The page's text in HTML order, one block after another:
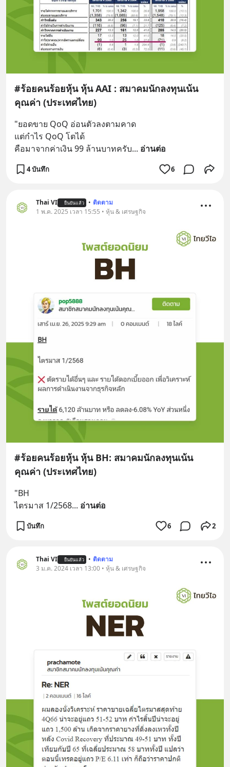
#ร้อยคนร้อยหุ้น หุ้น AAI : สมาคมนักลงทุนเน้น
คุณค่า (ประเทศไทย)
"ยอดขาย QoQ อ่อนตัวลงตามคาด
แต่กำไร QoQ โตได้
คือมาจากค่าเงิน 99 ล้านบาทครับ... อ่านต่อ
4 บันทึก 6
Thai VI ยืนยันแล้ว • ติดตาม
1 พ.ค. 2025 เวลา 15:55 • หุ้น & เศรษฐกิจ
#ร้อยคนร้อยหุ้น หุ้น BH: สมาคมนักลงทุนเน้น
คุณค่า (ประเทศไทย)
"BH
ไตรมาส 1/2568... อ่านต่อ
บันทึก 6 2
Thai VI ยืนยันแล้ว • ติดตาม
3 ม.ค. 2024 เวลา 13:00 • หุ้น & เศรษฐกิจ